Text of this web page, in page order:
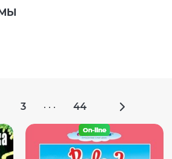
3 · · · 44